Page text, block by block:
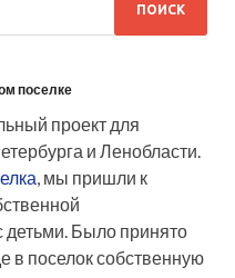
поселке
проект для
и Ленобласти.
, мы пришли к
детьми. Было принято
в поселок собственную